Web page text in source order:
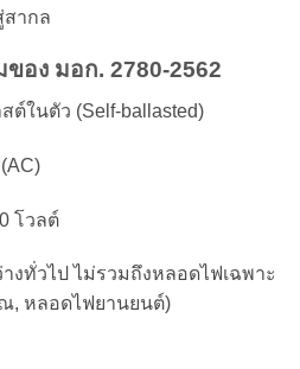
สากล
อง มอก. 2780-2562
ในตัว (Self-ballasted)
โวลต์
งทั่วไป ไม่รวมถึงหลอดไฟเฉพาะ
, หลอดไฟยานยนต์)